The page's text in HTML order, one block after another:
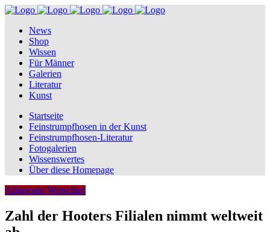
News
Shop
Wissen
Für Männer
Galerien
Literatur
Kunst
Startseite
Feinstrumpfhosen in der Kunst
Feinstrumpfhosen-Literatur
Fotogalerien
Wissenswertes
Über diese Homepage
Allgemein Wirtschaft
Zahl der Hooters Filialen nimmt weltweit